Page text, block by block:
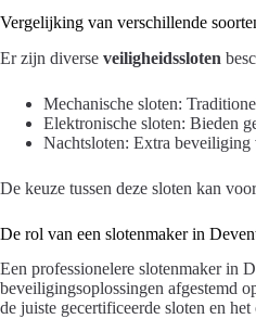
Vergelijking van verschillende
Er zijn diverse veiligheidssloten
Mechanische sloten:
Elektronische sloten: Bieden
Nachtsloten: Extra beveiliging
De keuze tussen deze sloten kan
De rol van een slotenmaker in
Een professionelere slotenmaker in
beveiligingsoplossingen afgestemd
de juiste gecertificeerde sloten en